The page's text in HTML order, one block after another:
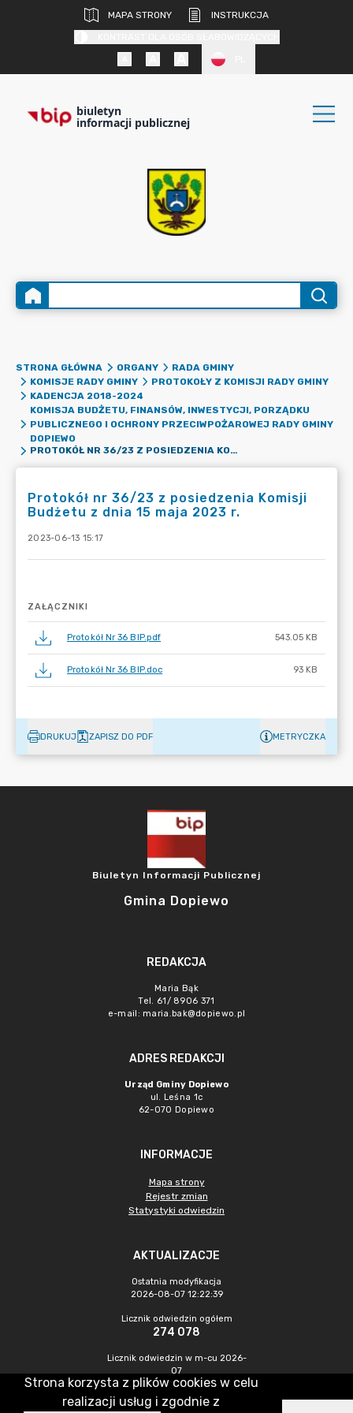
MAPA STRONY
INSTRUKCJA
biuletyn
informacji publicznej
STRONA GŁÓWNA ORGANY
RADA GMINY
KOMISJE RADY GMINY
PROTOKOŁY Z KOMISJI RADY GMINY
KADENCJA 2018-2024
KOMISJA BUDŻETU, FINANSÓW, INWESTYCJI, PORZĄDKU
PUBLICZNEGO I OCHRONY PRZECIWPOŻAROWEJ RADY GMINY
DOPIEWO
PROTOKÓŁ NR 36/23 Z POSIEDZENIA KOMISJI BUDŻETU Z DNIA 15 MAJA 2023 R.
Protokół nr 36/23 z posiedzenia Komisji
Budżetu z dnia 15 maja 2023 r.
2023-06-13 15:17
ZAŁĄCZNIKI
Protokół Nr 36 BIP.pdf 543.05 KB
Protokół Nr 36 BIP.doc 93 KB
DRUKUJ ZAPISZ DO PDF METRYCZKA
Biuletyn Informacji Publicznej
Gmina Dopiewo
REDAKCJA
Maria Bąk
Tel. 61/ 8906 371
e-mail: maria.bak@dopiewo.pl
ADRES REDAKCJI
Urząd Gminy Dopiewo
ul. Leśna 1c
62-070 Dopiewo
INFORMACJE
Mapa strony
Rejestr zmian
Statystyki odwiedzin
AKTUALIZACJE
Ostatnia modyfikacja
2026-08-07 12:22:39
Licznik odwiedzin ogółem
274 078
Licznik odwiedzin w m-cu 2026-
07
867
Strona korzysta z plików cookies w celu
realizacji usług i zgodnie z